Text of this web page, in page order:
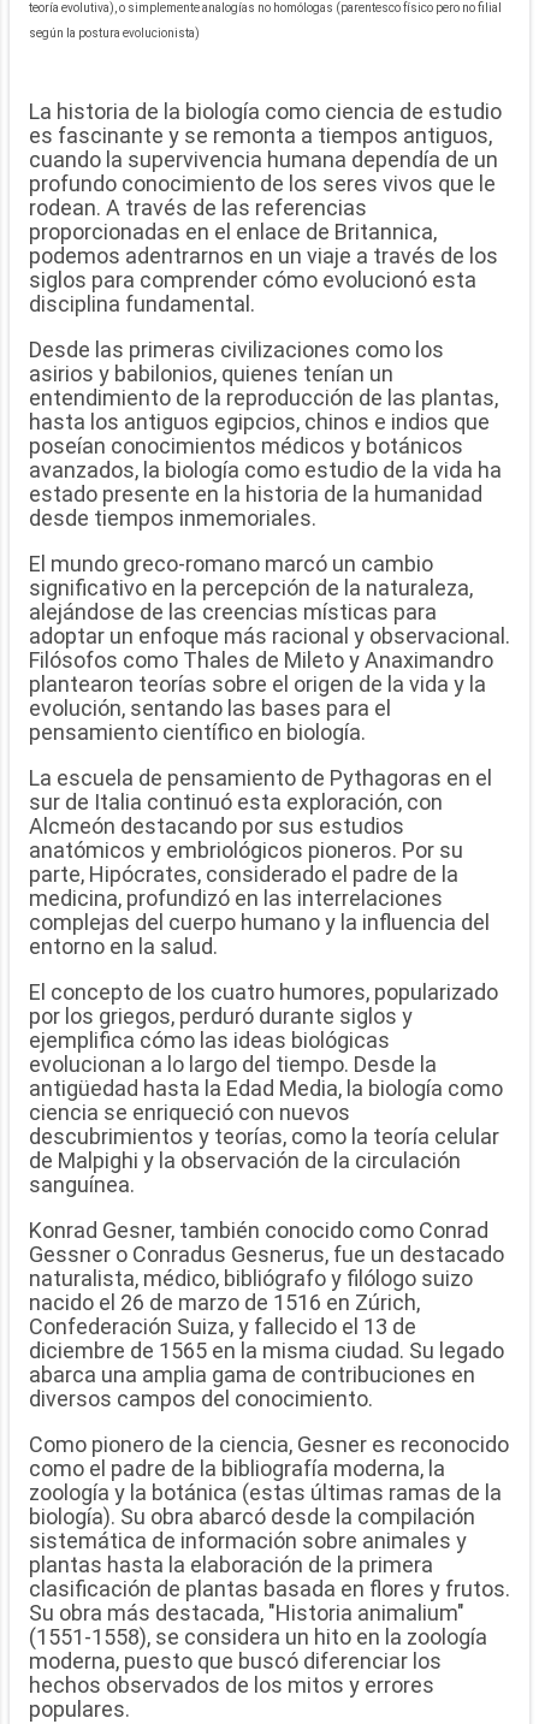
teoría evolutiva), o simplemente analogías no homólogas (parentesco físico pero no filial
según la postura evolucionista)
La historia de la biología como ciencia de estudio
es fascinante y se remonta a tiempos antiguos,
cuando la supervivencia humana dependía de un
profundo conocimiento de los seres vivos que le
rodean. A través de las referencias
proporcionadas en el enlace de Britannica,
podemos adentrarnos en un viaje a través de los
siglos para comprender cómo evolucionó esta
disciplina fundamental.
Desde las primeras civilizaciones como los
asirios y babilonios, quienes tenían un
entendimiento de la reproducción de las plantas,
hasta los antiguos egipcios, chinos e indios que
poseían conocimientos médicos y botánicos
avanzados, la biología como estudio de la vida ha
estado presente en la historia de la humanidad
desde tiempos inmemoriales.
El mundo greco-romano marcó un cambio
significativo en la percepción de la naturaleza,
alejándose de las creencias místicas para
adoptar un enfoque más racional y observacional.
Filósofos como Thales de Mileto y Anaximandro
plantearon teorías sobre el origen de la vida y la
evolución, sentando las bases para el
pensamiento científico en biología.
La escuela de pensamiento de Pythagoras en el
sur de Italia continuó esta exploración, con
Alcmeón destacando por sus estudios
anatómicos y embriológicos pioneros. Por su
parte, Hipócrates, considerado el padre de la
medicina, profundizó en las interrelaciones
complejas del cuerpo humano y la influencia del
entorno en la salud.
El concepto de los cuatro humores, popularizado
por los griegos, perduró durante siglos y
ejemplifica cómo las ideas biológicas
evolucionan a lo largo del tiempo. Desde la
antigüedad hasta la Edad Media, la biología como
ciencia se enriqueció con nuevos
descubrimientos y teorías, como la teoría celular
de Malpighi y la observación de la circulación
sanguínea.
Konrad Gesner, también conocido como Conrad
Gessner o Conradus Gesnerus, fue un destacado
naturalista, médico, bibliógrafo y filólogo suizo
nacido el 26 de marzo de 1516 en Zúrich,
Confederación Suiza, y fallecido el 13 de
diciembre de 1565 en la misma ciudad. Su legado
abarca una amplia gama de contribuciones en
diversos campos del conocimiento.
Como pionero de la ciencia, Gesner es reconocido
como el padre de la bibliografía moderna, la
zoología y la botánica (estas últimas ramas de la
biología). Su obra abarcó desde la compilación
sistemática de información sobre animales y
plantas hasta la elaboración de la primera
clasificación de plantas basada en flores y frutos.
Su obra más destacada, "Historia animalium"
(1551-1558), se considera un hito en la zoología
moderna, puesto que buscó diferenciar los
hechos observados de los mitos y errores
populares.